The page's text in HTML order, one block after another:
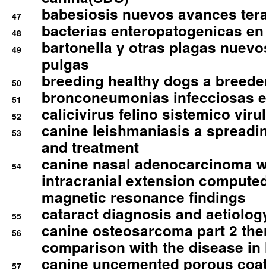
47 babesiosis nuevos avances
48 bacterias enteropatogenicas
49
bartonella y otras plagas
pulgas
50 breeding healthy dogs a
51 bronconeumonias infecciosas
52 calicivirus felino sistemico
53
canine leishmaniasis a
and treatment
54
canine nasal adenocarcinoma
intracranial extension
magnetic resonance findings
55 cataract diagnosis and
56
canine osteosarcoma part 2
comparison with the disease in
57
canine uncemented porous